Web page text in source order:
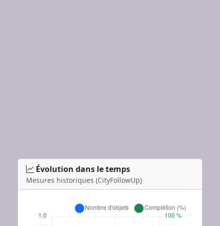
Évolution dans le temps
Mesures historiques (CityFollowUp)